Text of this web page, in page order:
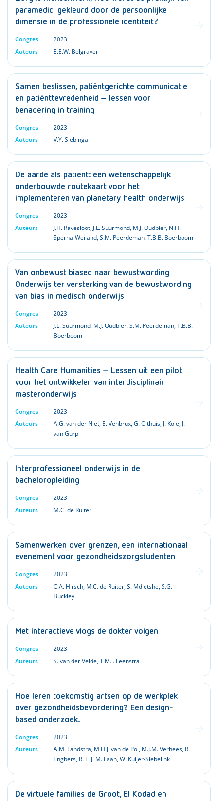
paramedici gekleurd door de persoonlijke
dimensie in de professionele identiteit?
Congres
2023
Auteurs
E.E.W. Belgraver
Samen beslissen, patiëntgerichte communicatie
en patiënttevredenheid – lessen voor
benadering in training
Congres
2023
Auteurs
V.Y. Siebinga
De aarde als patiënt: een wetenschappelijk
onderbouwde routekaart voor het
implementeren van planetary health onderwijs
Congres
2023
Auteurs
J.H. Ravesloot, J.L. Suurmond, M.J. Oudbier, N.H.
Sperna-Weiland,S.M. Peerdeman,T.B.B. Boerboom
Van onbewust biased naar bewustwording
Onderwijs ter versterking van de bewustwording
van bias in medisch onderwijs
Congres
2023
Auteurs
J.L. Suurmond, M.J. Oudbier,S.M. Peerdeman,T.B.B.
Boerboom
Health Care Humanities – Lessen uit een pilot
voor het ontwikkelen van interdisciplinair
masteronderwijs
Congres
2023
Auteurs
A.G. van der Niet, E. Venbrux,G. Olthuis, J. Kole, J.
van Gurp
Interprofessioneel onderwijs in de
bacheloropleiding
Congres
2023
Auteurs
M.C. de Ruiter
Samenwerken over grenzen, een internationaal
evenement voor gezondheidszorgstudenten
Congres
2023
Auteurs
C.A. Hirsch, M.C. de Ruiter,S. Mdletshe,S.G.
Buckley
Met interactieve vlogs de dokter volgen
Congres
2023
Auteurs
S. van der Velde,T.M. . Feenstra
Hoe leren toekomstig artsen op de werkplek
over gezondheidsbevordering? Een design-
based onderzoek.
Congres
2023
Auteurs
A.M. Landstra, M.H.J. van de Pol, M.J.M. Verhees, R.
Engbers, R. F. J. M. Laan,W. Kuijer-Siebelink
De virtuele families de Groot, El Kodad en